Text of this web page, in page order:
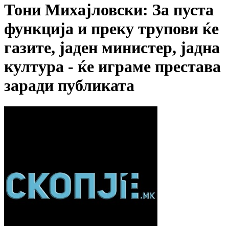
Тони Михајловски: За пуста
функција и преку трупови ќе
газите, јаден министер, јадна
култура - ќе играме престава
заради публиката